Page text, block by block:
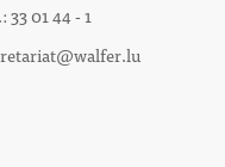
33 01 44 - 1